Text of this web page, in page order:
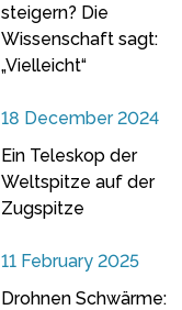
steigern? Die
Wissenschaft sagt:
„Vielleicht“
18 December 2024
Ein Teleskop der
Weltspitze auf der
Zugspitze
11 February 2025
Drohnen Schwärme: